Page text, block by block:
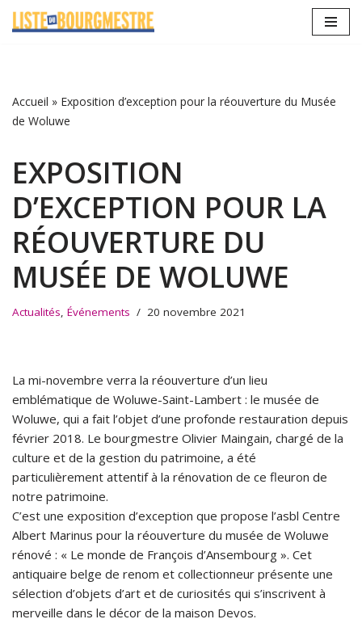
Accueil » Exposition d’exception pour la réouverture du Musée
de Woluwe
EXPOSITION
D’EXCEPTION POUR LA
RÉOUVERTURE DU
MUSÉE DE WOLUWE
Actualités, Événements 20 novembre 2021
La mi-novembre verra la réouverture d’un lieu
emblématique de Woluwe-Saint-Lambert : le musée de
Woluwe, qui a fait l’objet d’une profonde restauration depuis
février 2018. Le bourgmestre Olivier Maingain, chargé de la
culture et de la gestion du patrimoine, a été
particulièrement attentif à la rénovation de ce fleuron de
notre patrimoine.
C’est une exposition d’exception que propose l’asbl Centre
Albert Marinus pour la réouverture du musée de Woluwe
rénové : « Le monde de François d’Ansembourg ». Cet
antiquaire belge de renom et collectionneur présente une
sélection d’objets d’art et de curiosités qui s’inscrivent à
merveille dans le décor de la maison Devos.